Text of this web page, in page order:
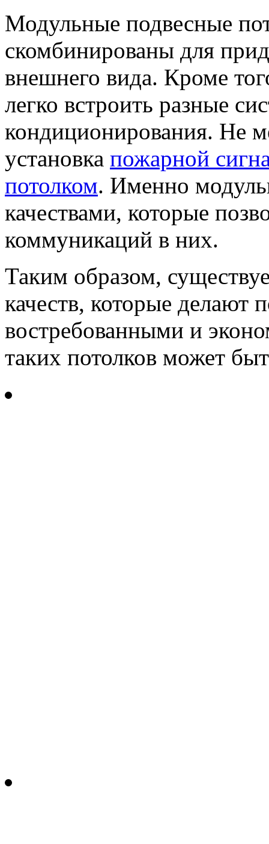
Модульные подвесные
скомбинированы для
внешнего вида. Кроме
легко встроить разные
кондиционирования. Не
установка пожарной
потолком. Именно
качествами, которые
коммуникаций в них.
Таким образом,
качеств, которые делают
востребованными и
таких потолков может